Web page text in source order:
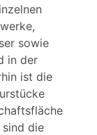
sowie
in der
ist die
die